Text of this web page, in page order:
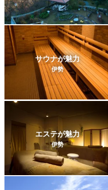
サウナが魅力
伊勢
エステが魅力
伊勢